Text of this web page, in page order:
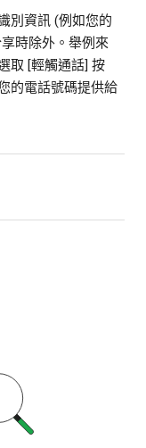
別資訊 (例如您的
時除外。舉例來
取 [輕觸通話] 按
的電話號碼提供給